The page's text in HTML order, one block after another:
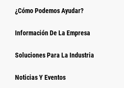
¿Cómo Podemos Ayudar?
Información De La Empresa
Soluciones Para La Industria
Noticias Y Eventos